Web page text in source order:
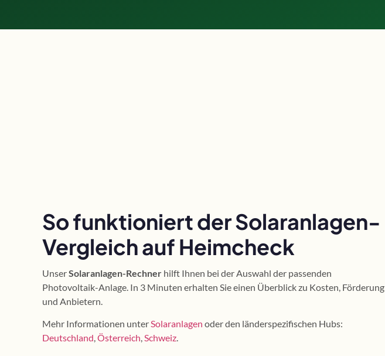
So funktioniert der Solaranlagen-
Vergleich auf Heimcheck
UnserSolaranlagen-Rechner hilft Ihnen bei der Auswahl der passenden
Photovoltaik-Anlage. In 3 Minuten erhalten Sie einen Überblick zu Kosten, Förderung
und Anbietern.
Mehr Informationen unterSolaranlagen oder den länderspezifischen Hubs:
Deutschland,Österreich,Schweiz.